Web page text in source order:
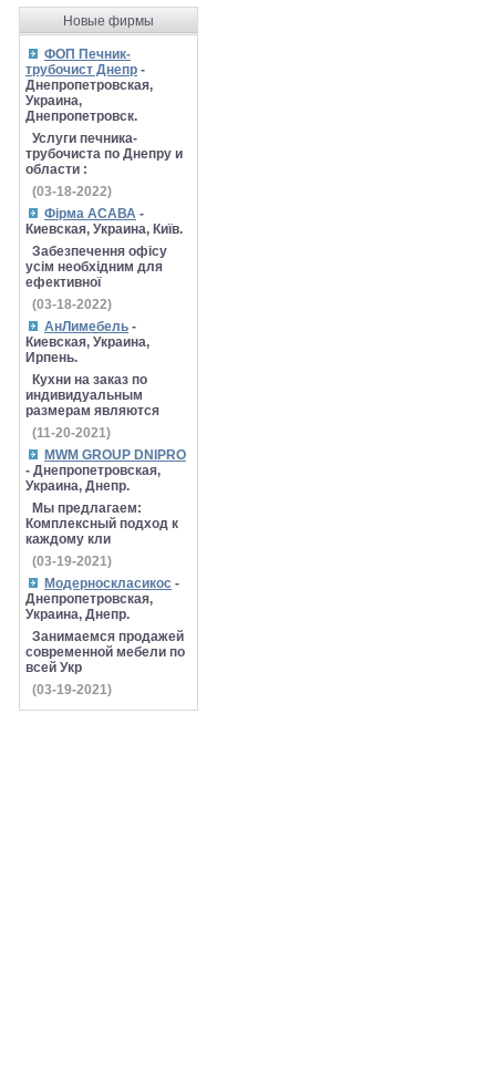
Новые фирмы
ФОП Печник-
трубочист Днепр -
Днепропетровская,
Украина,
Днепропетровск.
Услуги печника-
трубочиста по Днепру и
области :
(03-18-2022)
Фірма АСАВА -
Киевская, Украина, Київ.
Забезпечення офісу
усім необхідним для
ефективної
(03-18-2022)
АнЛимебель -
Киевская, Украина,
Ирпень.
Кухни на заказ по
индивидуальным
размерам являются
(11-20-2021)
MWM GROUP DNIPRO
- Днепропетровская,
Украина, Днепр.
Мы предлагаем:
Комплексный подход к
каждому кли
(03-19-2021)
Модерноскласикос -
Днепропетровская,
Украина, Днепр.
Занимаемся продажей
современной мебели по
всей Укр
(03-19-2021)